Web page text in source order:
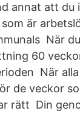
annat att du
är
När
60
När
de veckor
rätt Din